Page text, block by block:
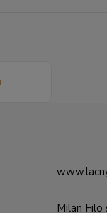
Milan Filo